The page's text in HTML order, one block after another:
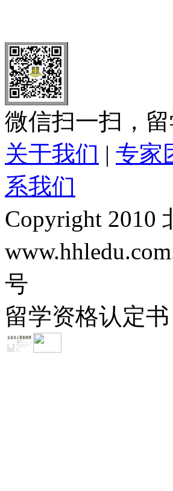
微信扫一扫，
关于我们 | 专家
系我们
Copyright 2010
号
留学资格认定